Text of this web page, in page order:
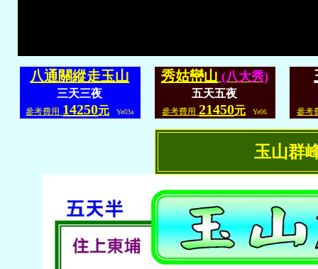
八通關縱走玉山
三天三夜
參考費用 14250元 Ye03a
秀姑巒山 (八大秀)
五天五夜
參考費用 21450元 Ye06 參考
玉山群